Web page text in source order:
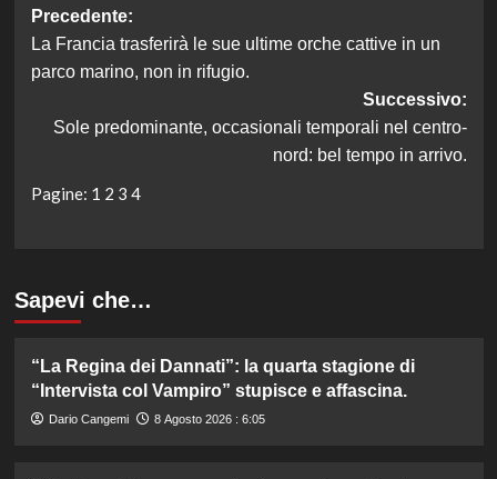
Navigazione
articolo
Precedente:
La Francia trasferirà le sue ultime orche cattive in un
parco marino, non in rifugio.
Successivo:
Sole predominante, occasionali temporali nel centro-
nord: bel tempo in arrivo.
Pagine: 1 2 3 4
Sapevi che…
“La Regina dei Dannati”: la quarta stagione di
“Intervista col Vampiro” stupisce e affascina.
Dario Cangemi 8 Agosto 2026 : 6:05